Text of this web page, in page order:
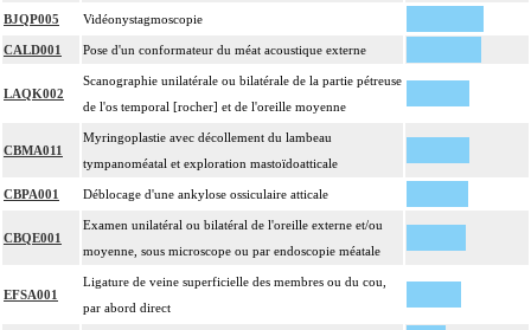
BJQP005 Vidéonystagmoscopie
CALD001 Pose d'un conformateur du méat acoustique externe
LAQK002
Scanographie unilatérale ou bilatérale de la partie pétreuse
de l'os temporal [rocher] et de l'oreille moyenne
CBMA011
Myringoplastie avec décollement du lambeau
tympanoméatal et exploration mastoïdoatticale
CBPA001 Déblocage d'une ankylose ossiculaire atticale
CBQE001
Examen unilatéral ou bilatéral de l'oreille externe et/ou
moyenne, sous microscope ou par endoscopie méatale
EFSA001
Ligature de veine superficielle des membres ou du cou,
par abord direct